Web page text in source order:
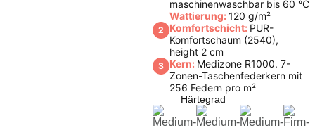
maschinenwaschbar bis 60 °C
Wattierung:120 g/m²
2 Komfortschicht: PUR-
Komfortschaum (2540),
height 2 cm
3 Kern: Medizone R1000. 7-
Zonen-Taschenfederkern mit
256 Federn pro m²
Härtegrad